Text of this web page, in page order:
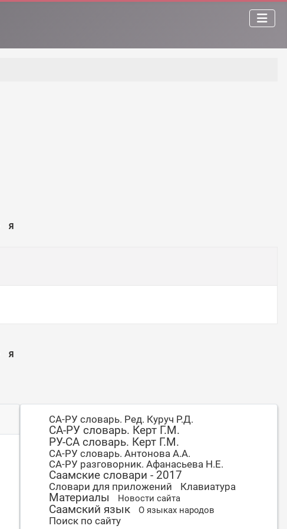
Я
Я
СА-РУ словарь. Ред. Куруч Р.Д.
СА-РУ словарь. Керт Г.М.
РУ-СА словарь. Керт Г.М.
СА-РУ словарь. Антонова А.А.
СА-РУ разговорник. Афанасьева Н.Е.
Саамские словари - 2017
Словари для приложений Клавиатура
Материалы Новости сайта
Саамский язык О языках народов
Поиск по сайту